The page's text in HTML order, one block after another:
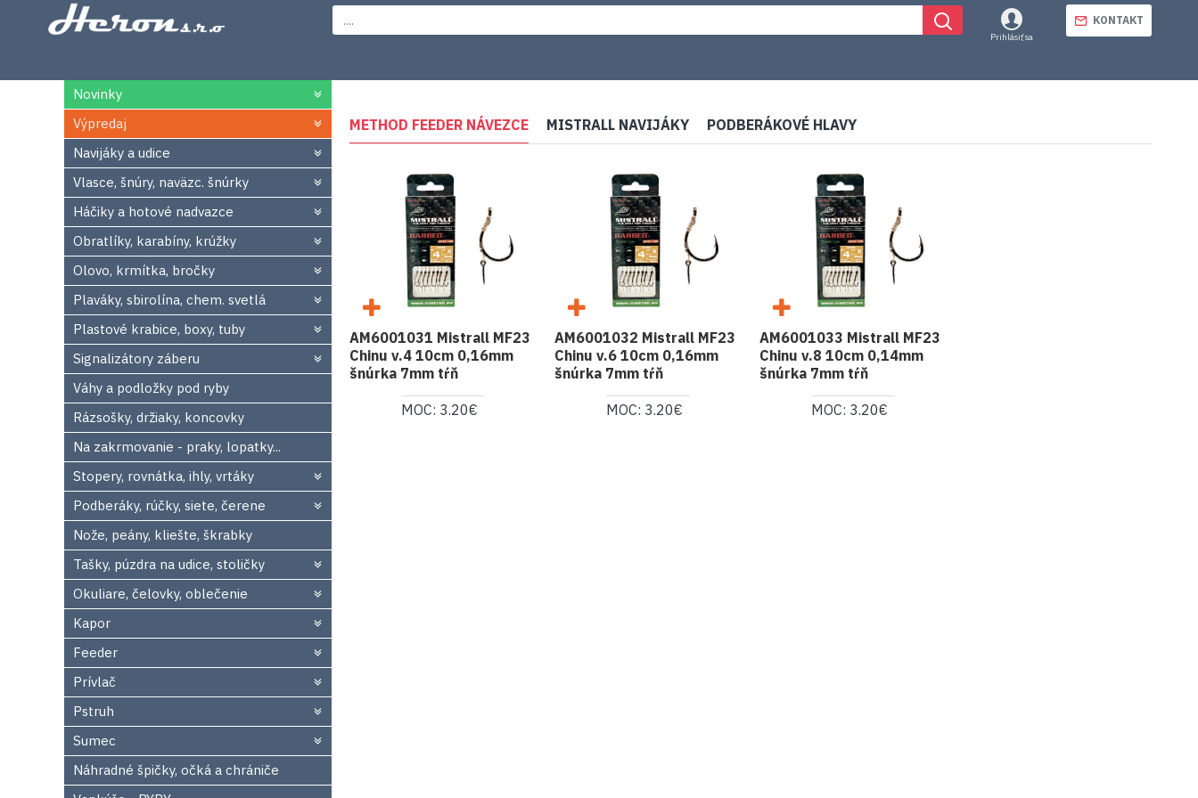
Prihlásiť sa
KONTAKT
Novinky
Výpredaj
Navijáky a udice
Vlasce, šnúry, naväzc. šnúrky
Háčiky a hotové nadvazce
Obratlíky, karabíny, krúžky
Olovo, krmítka, bročky
Plaváky, sbirolína, chem. svetlá
Plastové krabice, boxy, tuby
Signalizátory záberu
Váhy a podložky pod ryby
Rázsošky, držiaky, koncovky
Na zakrmovanie - praky, lopatky...
Stopery, rovnátka, ihly, vrtáky
Podberáky, rúčky, siete, čerene
Nože, peány, kliešte, škrabky
Tašky, púzdra na udice, stoličky
Okuliare, čelovky, oblečenie
Kapor
Feeder
Prívlač
Pstruh
Sumec
Náhradné špičky, očká a chrániče
METHOD FEEDER NÁVEZCE MISTRALL NAVIJÁKY PODBERÁKOVÉ HLAVY
AM6001031 Mistrall MF23
Chinu v.4 10cm 0,16mm
šnúrka 7mm tŕň
MOC: 3.20€
AM6001032 Mistrall MF23
Chinu v.6 10cm 0,16mm
šnúrka 7mm tŕň
MOC: 3.20€
AM6001033 Mistrall MF23
Chinu v.8 10cm 0,14mm
šnúrka 7mm tŕň
MOC: 3.20€